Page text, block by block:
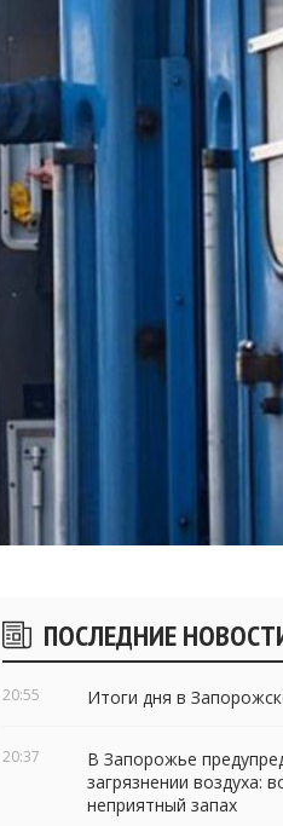
Боковые
виджеты
ПОСЛЕДНИЕ
20:55 Итоги дня в
20:37
В Запорожье
загрязнении воздуха:
неприятный запах